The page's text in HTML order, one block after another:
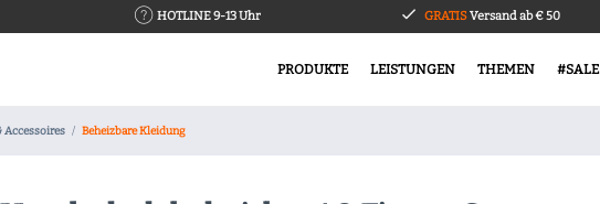
HOTLINE 9-13 Uhr GRATISVersand ab € 50
PRODUKTE LEISTUNGEN THEMEN #SALE
Accessoires Beheizbare Kleidung